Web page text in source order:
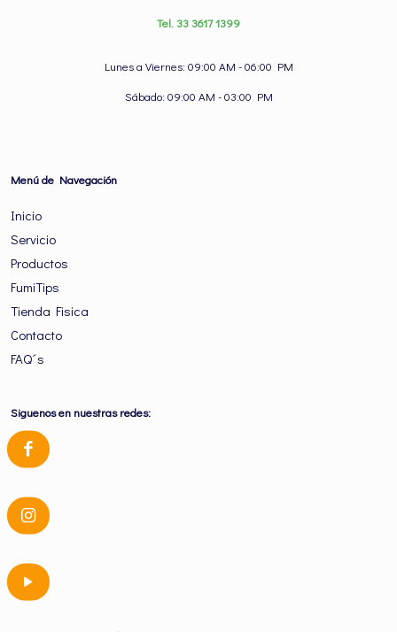
Tel. 33 3617 1399
Lunes a Viernes: 09:00 AM - 06:00 PM
Sábado: 09:00 AM - 03:00 PM
Menú de Navegación
Inicio
Servicio
Productos
FumiTips
Tienda Fisica
Contacto
FAQ´s
Siguenos en nuestras redes: